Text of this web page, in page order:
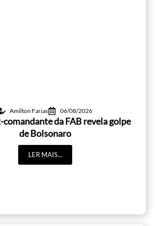
Amilton Farias 06/08/2026
comandante da FAB revela golpe
de Bolsonaro
LER MAIS...